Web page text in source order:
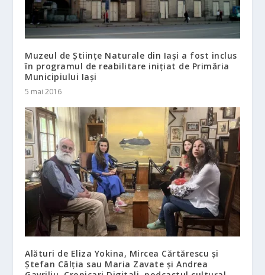
Muzeul de Științe Naturale din Iași a fost inclus
în programul de reabilitare inițiat de Primăria
Municipiului Iași
5 mai 2016
Alături de Eliza Yokina, Mircea Cărtărescu și
Ștefan Câlția sau Maria Zavate și Andrea